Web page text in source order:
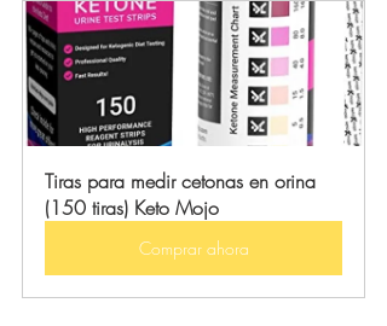
Tiras para medir cetonas en orina
(150 tiras) Keto Mojo
Comprar ahora